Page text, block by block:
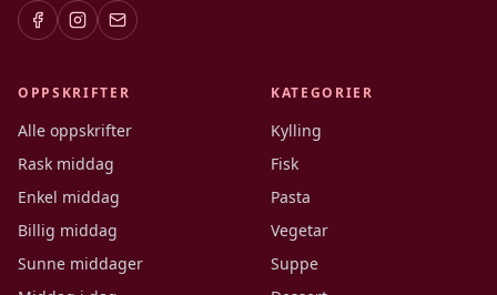
OPPSKRIFTER
Alle oppskrifter
Rask middag
Enkel middag
Billig middag
Sunne middager
KATEGORIER
Kylling
Fisk
Pasta
Vegetar
Suppe